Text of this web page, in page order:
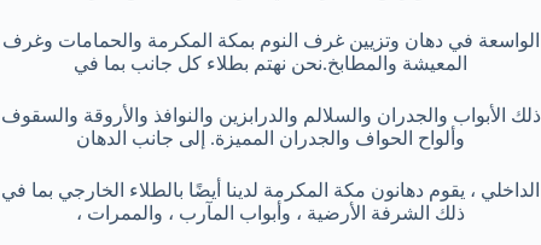
الواسعة في دهان وتزيين غرف النوم بمكة المكرمة والحمامات وغرف
المعيشة والمطابخ.نحن نهتم بطلاء كل جانب بما في
ذلك الأبواب والجدران والسلالم والدرابزين والنوافذ والأروقة والسقوف
وألواح الحواف والجدران المميزة. إلى جانب الدهان
الداخلي ، يقوم دهانون مكة المكرمة لدينا أيضًا بالطلاء الخارجي بما في
ذلك الشرفة الأرضية ، وأبواب المآرب ، والممرات ،